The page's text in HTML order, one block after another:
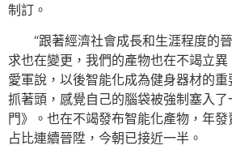
制訂。
“跟著經濟社會成長和生涯程度的
求也在變更，我們的產物也在不竭立
愛軍說，以後智能化成為健身器材的
抓著頭，感覺自己的腦袋被強制塞入
門》。也在不竭發布智能化產物，年
占比連續晉陞，今朝已接近一半。